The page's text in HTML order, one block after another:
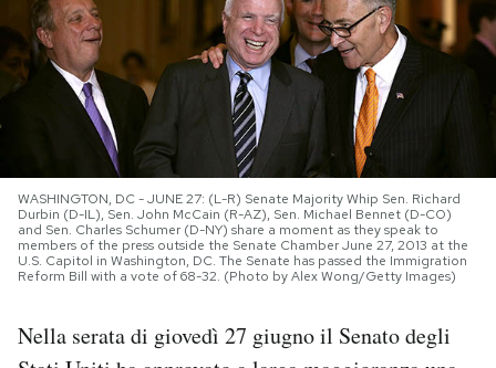
PODCAST
NEWSLETTER
I MIEI PREFERITI
SHOP
CALENDARIO
WASHINGTON, DC - JUNE 27: (L-R) Senate Majority Whip Sen. Richard
Durbin (D-IL), Sen. John McCain (R-AZ), Sen. Michael Bennet (D-CO)
and Sen. Charles Schumer (D-NY) share a moment as they speak to
members of the press outside the Senate Chamber June 27, 2013 at the
U.S. Capitol in Washington, DC. The Senate has passed the Immigration
Reform Bill with a vote of 68-32. (Photo by Alex Wong/Getty Images)
Nella serata di giovedì 27 giugno il Senato degli